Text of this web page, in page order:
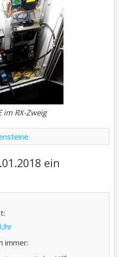
im RX-Zweig
ein
immer: